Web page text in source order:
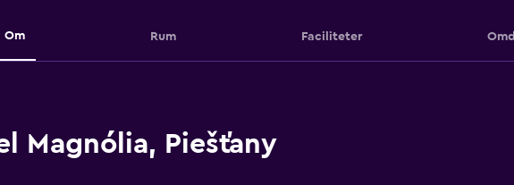
Om Rum Faciliteter
Magnólia, Piešťany